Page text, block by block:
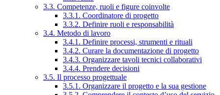
3.3. Competenze, ruoli e figure coinvolte
3.3.1. Coordinatore di progetto
3.3.2. Definire ruoli e responsabilità
3.4. Metodo di lavoro
3.4.1. Definire processi, strumenti e rituali
3.4.2. Curare la documentazione di progetto
3.4.3. Organizzare tavoli tecnici collaborativi
3.4.4. Prendere decisioni
3.5. Il processo progettuale
3.5.1. Organizzare il progetto e la sua gestione